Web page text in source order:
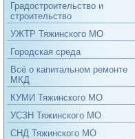
Градостроительство и
строительство
УЖТР Тяжинского МО
Городская среда
Всё о капитальном ремонте
МКД
КУМИ Тяжинского МО
УСЗН Тяжинского МО
СНД Тяжинского МО